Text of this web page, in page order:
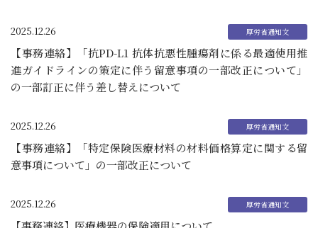
2025.12.26
【事務連絡】「抗PD-L1 抗体抗悪性腫瘍剤に係る最適使用推
進ガイドラインの策定に伴う留意事項の一部改正について」
の一部訂正に伴う差し替えについて
2025.12.26
【事務連絡】「特定保険医療材料の材料価格算定に関する留
意事項について」の一部改正について
2025.12.26